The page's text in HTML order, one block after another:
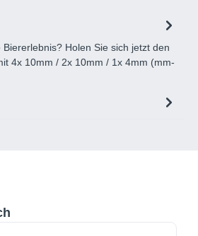
Holen Sie sich jetzt den
4x 10mm / 2x 10mm / 1x 4mm (mm-